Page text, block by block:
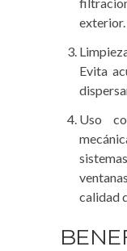
exterior.
Evita
Uso
calidad